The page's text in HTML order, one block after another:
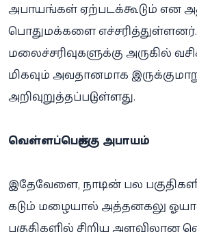
அபாயங்கள் ஏற்படக்கூடும் என
பொதுமக்களை எச்சரித்துள்ளனர்.
மலைச்சரிவுகளுக்கு அருகில்
மிகவும் அவதானமாக
அறிவுறுத்தப்பட்டுள்ளது.
வெள்ளப்பெருக்கு அபாயம்
இதேவேளை, நாட்டின் பல
கடும் மழையால் அத்தனகலு
பகுதிகளில் சிறிய அளவிலான